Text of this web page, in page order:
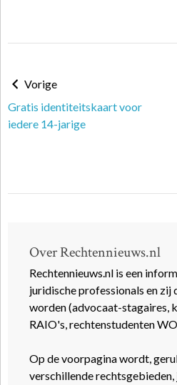
Vorige
Gratis identiteitskaart voor
iedere 14-jarige
Over Rechtennieuws.nl
Rechtennieuws.nl is een
juridische professionals en zij
worden (advocaat-stagaires,
RAIO's, rechtenstudenten
Op de voorpagina wordt,
verschillende rechtsgebieden,